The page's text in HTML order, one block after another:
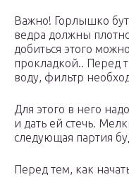
Важно! Горлышко
ведра должны
добиться этого
прокладкой.. Перед
воду, фильтр
Для этого в него
и дать ей стечь.
следующая партия
Перед тем, как